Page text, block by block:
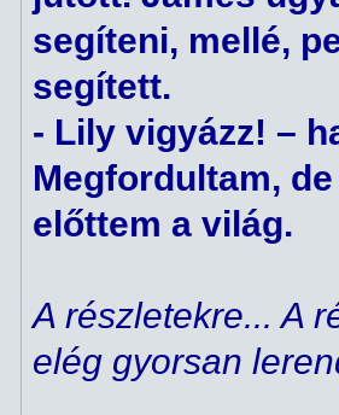
segíteni, mellé,
segített.
- Lily vigyázz! –
Megfordultam,
előttem a világ.
A részletekre... A
elég gyorsan